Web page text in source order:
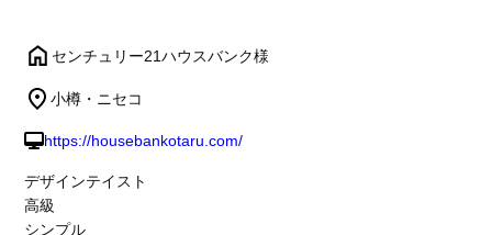
センチュリー21ハウスバンク様
小樽・ニセコ
https://housebankotaru.com/
デザインテイスト
高級
シンプル